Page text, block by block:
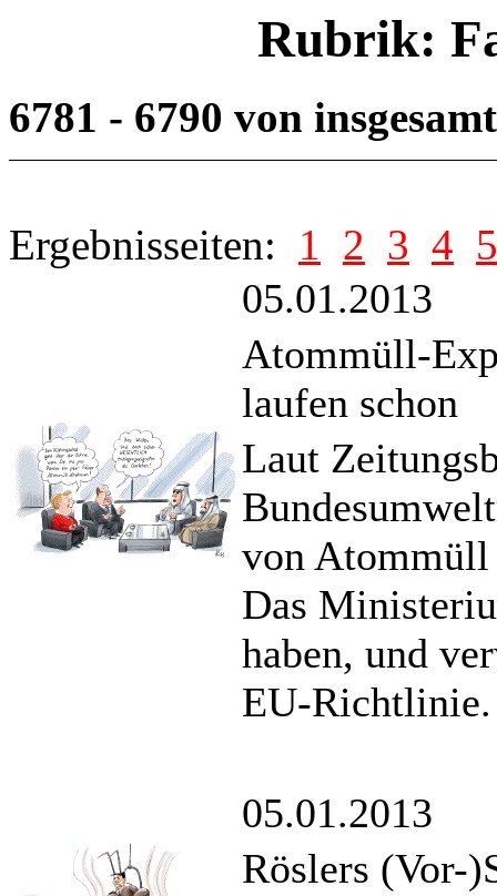
Rubrik:
6781 - 6790 von
Ergebnisseiten: 1 2 3 4 5
05.01.2013
Atommüll-
laufen schon
Laut
von Atommüll
Das
haben, und
EU-Richtlinie.
05.01.2013
Röslers (Vor-